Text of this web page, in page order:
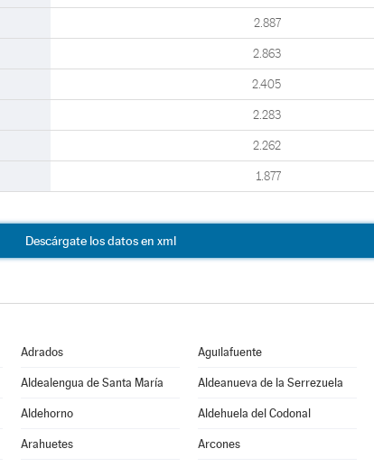
2.887
2.863
2.405
2.283
2.262
1.877
Descárgate los datos en xml
Adrados Aguilafuente
Aldealengua de Santa María Aldeanueva de la Serrezuela
Aldehorno Aldehuela del Codonal
Arahuetes Arcones